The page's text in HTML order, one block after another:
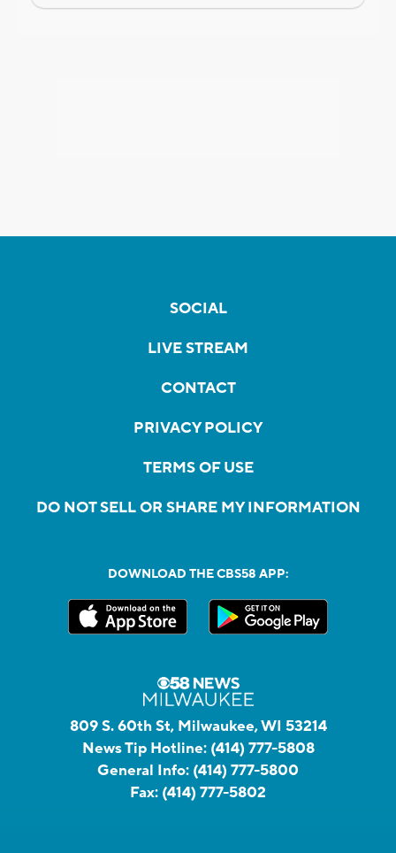
SOCIAL
LIVE STREAM
CONTACT
PRIVACY POLICY
TERMS OF USE
DO NOT SELL OR SHARE MY INFORMATION
DOWNLOAD THE CBS58 APP:
809 S. 60th St, Milwaukee, WI 53214
News Tip Hotline: (414) 777-5808
General Info: (414) 777-5800
Fax: (414) 777-5802